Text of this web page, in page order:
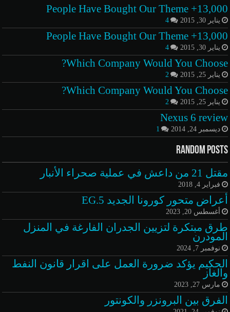
13,000+ People Have Bought Our Theme
يناير 30, 2015 4
13,000+ People Have Bought Our Theme
يناير 30, 2015 4
Which Company Would You Choose?
يناير 25, 2015 2
Which Company Would You Choose?
يناير 25, 2015 2
Nexus 6 review
ديسمبر 24, 2014 1
Random Posts
مقتل 21 من داعش في عملية صحراء الأنبار
فبراير 4, 2018
أعراض متحور كورونا الجديد EG.5
أغسطس 20, 2023
طرق مبتكرة لتزيين الجدران الفارغة في المنزل
المودرن
نوفمبر 7, 2024
الحكيم يؤكد ضرورة العمل على اقرار قانون النفط
والغاز
مارس 27, 2023
الفرق بين البرونزر والكونتور